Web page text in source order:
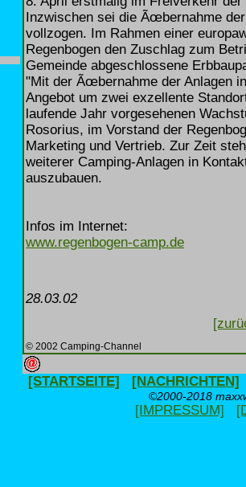
Inzwischen sei die Ãœbernahme
vollzogen. Im Rahmen einer
Regenbogen den Zuschlag zum
Gemeinde abgeschlossene
"Mit der Ãœbernahme der Anlagen
Angebot um zwei exzellente
laufende Jahr vorgesehenen
Rosorius, im Vorstand der
Marketing und Vertrieb. Zur Zeit
weiterer Camping-Anlagen in
auszubauen.
Infos im Internet:
www.regenbogen-camp.de
28.03.02
© 2002 Camping-Channel
[STARTSEITE] [NACHRICHTEN]
©2000-2018
[IMPRESSUM]